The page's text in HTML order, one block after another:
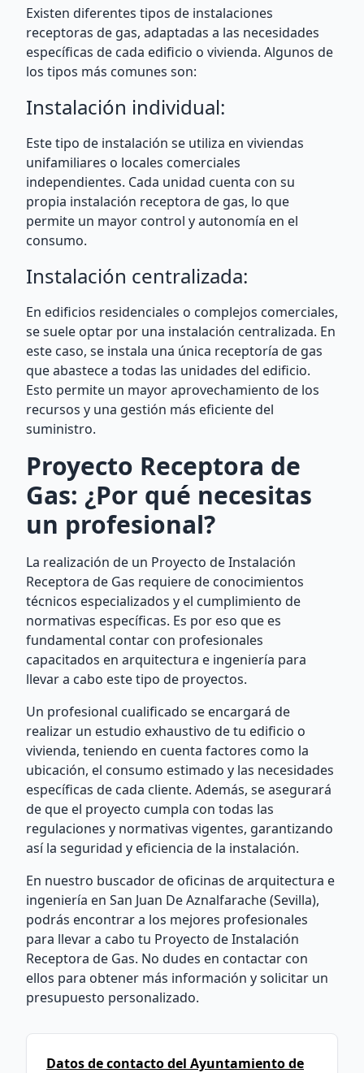
Existen diferentes tipos de instalaciones
receptoras de gas, adaptadas a las necesidades
específicas de cada edificio o vivienda. Algunos de
los tipos más comunes son:
Instalación individual:
Este tipo de instalación se utiliza en viviendas
unifamiliares o locales comerciales
independientes. Cada unidad cuenta con su
propia instalación receptora de gas, lo que
permite un mayor control y autonomía en el
consumo.
Instalación centralizada:
En edificios residenciales o complejos comerciales,
se suele optar por una instalación centralizada. En
este caso, se instala una única receptoría de gas
que abastece a todas las unidades del edificio.
Esto permite un mayor aprovechamiento de los
recursos y una gestión más eficiente del
suministro.
Proyecto Receptora de
Gas: ¿Por qué necesitas
un profesional?
La realización de un Proyecto de Instalación
Receptora de Gas requiere de conocimientos
técnicos especializados y el cumplimiento de
normativas específicas. Es por eso que es
fundamental contar con profesionales
capacitados en arquitectura e ingeniería para
llevar a cabo este tipo de proyectos.
Un profesional cualificado se encargará de
realizar un estudio exhaustivo de tu edificio o
vivienda, teniendo en cuenta factores como la
ubicación, el consumo estimado y las necesidades
específicas de cada cliente. Además, se asegurará
de que el proyecto cumpla con todas las
regulaciones y normativas vigentes, garantizando
así la seguridad y eficiencia de la instalación.
En nuestro buscador de oficinas de arquitectura e
ingeniería en San Juan De Aznalfarache (Sevilla),
podrás encontrar a los mejores profesionales
para llevar a cabo tu Proyecto de Instalación
Receptora de Gas. No dudes en contactar con
ellos para obtener más información y solicitar un
presupuesto personalizado.
Datos de contacto del Ayuntamiento de